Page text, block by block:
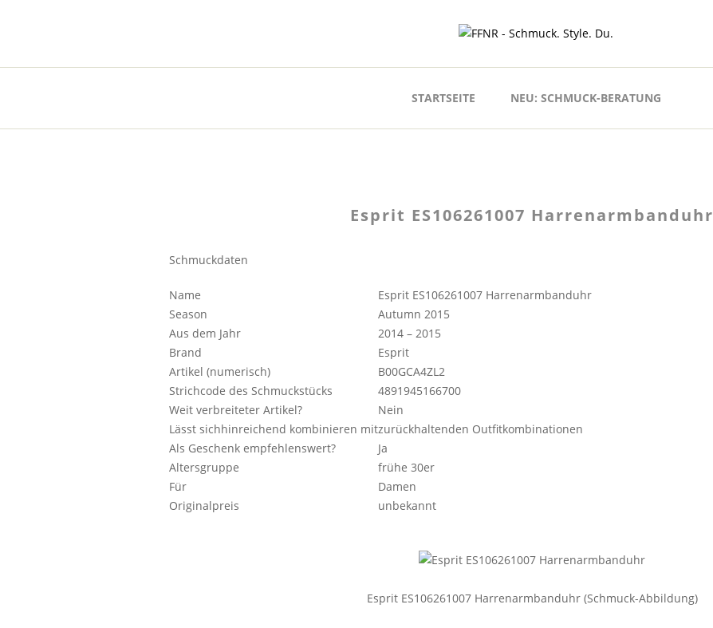
STARTSEITE NEU: SCHMUCK-BERATUNG
Esprit ES106261007 Harrenarmbanduhr
Schmuckdaten
Name
Esprit ES106261007 Harrenarmbanduhr
Season
Autumn 2015
Aus dem Jahr
2014 – 2015
Brand
Esprit
Artikel (numerisch)
B00GCA4ZL2
Strichcode des Schmuckstücks
4891945166700
Weit verbreiteter Artikel?
Nein
Lässt sichhinreichend kombinieren mitzurückhaltenden Outfitkombinationen
Als Geschenk empfehlenswert?
Ja
Altersgruppe
frühe 30er
Für
Damen
Originalpreis
unbekannt
Esprit ES106261007 Harrenarmbanduhr (Schmuck-Abbildung)